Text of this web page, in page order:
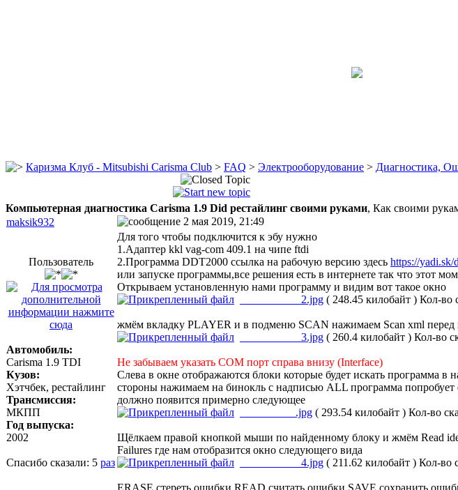
Каризма Клуб - Mitsubishi Carisma Club > FAQ > Электрооборудование > Диагностика,
Компьютерная диагностика Carisma 1.9 Did рестайлинг своими руками, Как своими
maksik932
2 мая 2019, 21:49
Пользователь
Автомобиль:
Carisma 1.9 TDI
Кузов:
Хэтчбек, рестайлинг
Трансмиссия:
МКПП
Год выпуска:
2002
Спасибо сказали: 5 раз
Для того чтобы подключится к эбу нужно
1.Адаптер kkl vag-com 409.1 на чипе ftdi
2.Программа DDT2000 ссылка на рабочую версию здесь https://
или запуске программы,все решения есть в интернете так что этот
Открываем установленную нами программу и видим вот такое окно
___________2.jpg ( 248.45 килобайт ) Кол-во
жмём вкладку PLAYER и в подменю SCAN нажимаем Scan xml перед
___________3.jpg ( 260.4 килобайт ) Кол-во
Не забываем указать COM порт справа внизу (Interface)
Слева в окне отображаются блоки которые будет искать программа
стороны нажимаем на бинокль с надписью ALL программа попробует
должно появится примерно следующее
__________.jpg ( 293.54 килобайт ) Кол-во
Щёлкаем правой кнопкой мыши по найденному блоку и жмём Read
Failures где нам отобразится окно следующего вида
___________4.jpg ( 211.62 килобайт ) Кол-во
ERASE стереть ошибки,READ считать ошибки,SAVE сохранить